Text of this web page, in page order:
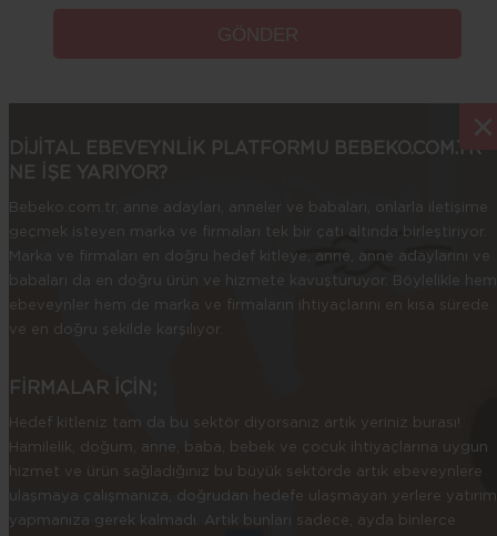
DİJİTAL EBEVEYNLİK PLATFORMU BEBEKO.COM.TR
NE İŞE YARIYOR?
Bebeko.com.tr, anne adayları, anneler ve babaları, onlarla iletişime
geçmek isteyen marka ve firmaları tek bir çatı altında birleştiriyor.
Marka ve firmaları en doğru hedef kitleye, anne, anne adaylarını ve
babaları da en doğru ürün ve hizmete kavuşturuyor. Böylelikle hem
ebeveynler hem de marka ve firmaların ihtiyaçlarını en kısa sürede
ve en doğru şekilde karşılıyor.
FİRMALAR İÇİN;
Hedef kitleniz tam da bu sektör diyorsanız artık yeriniz burası!
Hamilelik, doğum, anne, baba, bebek ve çocuk ihtiyaçlarına uygun
hizmet ve ürün sağladığınız bu büyük sektörde artık ebeveynlere
ulaşmaya çalışmanıza, doğrudan hedefe ulaşmayan yerlere yatırım
yapmanıza gerek kalmadı. Artık bunları sadece, ayda binlerce